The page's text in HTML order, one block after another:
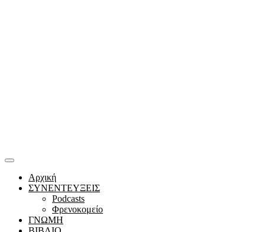
Αρχική
ΣΥΝΕΝΤΕΥΞΕΙΣ
Podcasts
Φρενοκομείο
ΓΝΩΜΗ